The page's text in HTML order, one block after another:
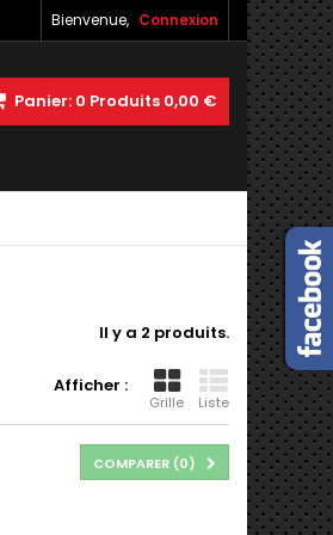
Bienvenue, Connexion
Panier: 0 Produits 0,00 €
Il y a 2 produits.
Afficher :
Grille Liste
COMPARER (0)